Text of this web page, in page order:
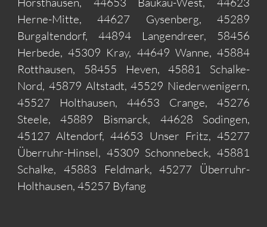
Herne-Mitte, 44627 Gysenberg, 45289
Burgaltendorf, 44894 Langendreer, 58456
Herbede, 45309 Kray, 44649 Wanne, 45884
Rotthausen, 58455 Heven, 45881 Schalke-
Nord, 45879 Altstadt, 45529 Niederwenigern,
45527 Holthausen, 44653 Crange, 45276
Steele, 45889 Bismarck, 44628 Sodingen,
45127 Altendorf, 44653 Unser Fritz, 45277
Überruhr-Hinsel, 45309 Schonnebeck, 45881
Schalke, 45883 Feldmark, 45277 Überruhr-
Holthausen, 45257 Byfang